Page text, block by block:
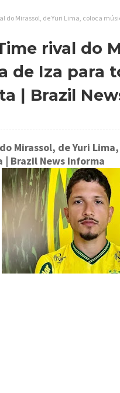
do Mirassol, de Yuri Lima, coloca
rival do
de Iza para
| Brazil
Mirassol, de Yuri
| Brazil News Informa